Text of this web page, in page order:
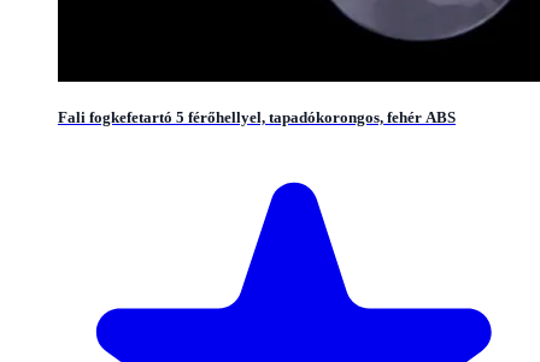
Fali fogkefetartó 5 férőhellyel, tapadókorongos, fehér ABS